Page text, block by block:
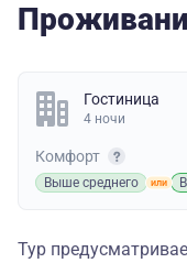
Гостиница
4 ночи
Комфорт
Выше среднего
Тур